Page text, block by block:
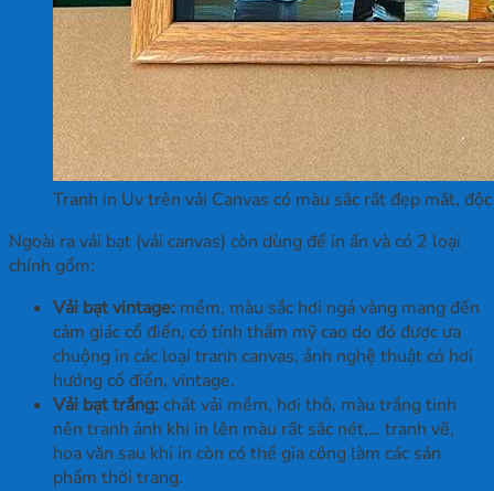
Tranh in Uv trên vải Canvas có màu sắc rất đẹp mắt,
Ngoài ra vải bạt (vải canvas) còn dùng để in ấn và có 2 loại
chính gồm:
Vải bạt vintage: mềm, màu sắc hơi ngả vàng mang đến
cảm giác cổ điển, có tính thẩm mỹ cao do đó được ưa
chuộng in các loại tranh canvas, ảnh nghệ thuật có hơi
hướng cổ điển, vintage.
Vải bạt trắng:chất vải mềm, hơi thô, màu trắng tinh
nên tranh ảnh khi in lên màu rất sắc nét,… tranh vẽ,
hoa văn sau khi in còn có thể gia công làm các sản
phẩm thời trang.